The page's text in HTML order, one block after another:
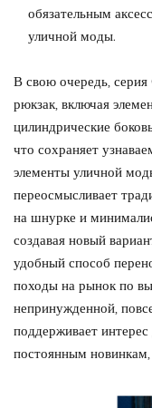
обязательным
уличной моды.
В свою очередь,
рюкзак, включая
цилиндрические
что сохраняет
элементы уличной
переосмысливает
на шнурке и
создавая новый
удобный способ
походы на рынок по
непринужденной,
поддерживает
постоянным